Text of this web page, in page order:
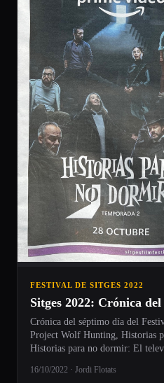
FESTIVAL DE SITGES 2022
Sitges 2022: Crónica
Crónica del séptimo día del
Project Wolf Hunting, Historias
Historias para no dormir: El
16/10/2022 · Jordi Flotats